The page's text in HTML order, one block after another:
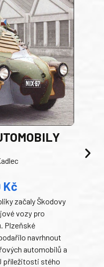
Kč
začaly Škodovy
vozy pro
Plzeňské
navrhnout
automobilů a
příležitosti stého